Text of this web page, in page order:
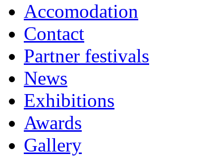
Accomodation
Contact
Partner festivals
News
Exhibitions
Awards
Gallery